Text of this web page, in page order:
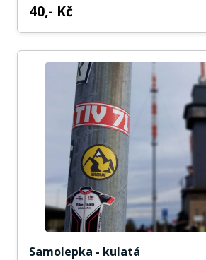
40,- Kč
Samolepka - kulatá